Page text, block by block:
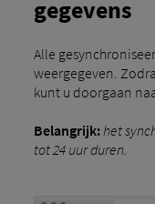
gegevens
Alle
weergegeven.
kunt u doorgaan
Belangrijk: het
tot 24 uur duren.